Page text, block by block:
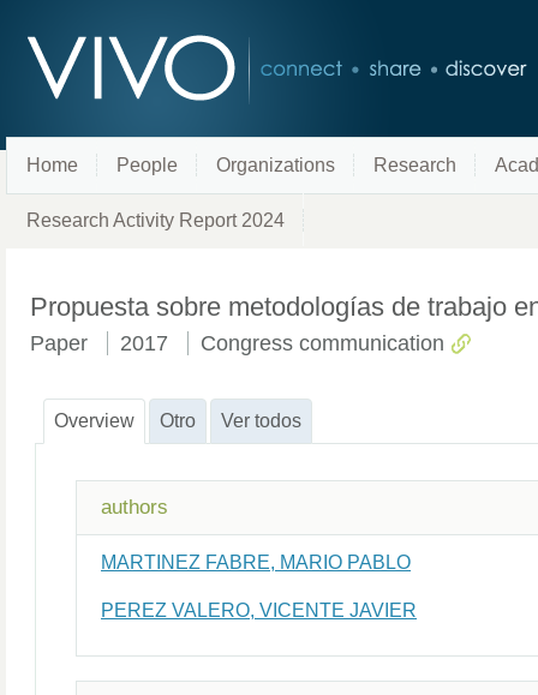
Home People Organizations Research
Research Activity Report 2024
Propuesta sobre metodologías de trabajo
Paper 2017 Congress communication
Overview Otro Ver todos
authors
MARTINEZ FABRE, MARIO PABLO
PEREZ VALERO, VICENTE JAVIER